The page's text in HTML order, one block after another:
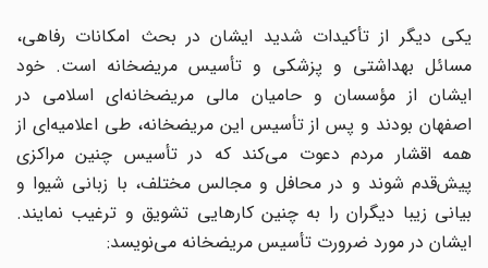
یکی دیگر از تأکیدات شدید ایشان در بحث امکانات رفاهی،
مسائل بهداشتی و پزشکی و تأسیس مریضخانه است. خود
ایشان از مؤسسان و حامیان مالی مریضخانه‌ای اسلامی در
اصفهان بودند و پس از تأسیس این مریضخانه، طی اعلامیه‌ای از
همه اقشار مردم دعوت می‌کند که در تأسیس چنین مراکزی
پیش‌قدم شوند و در محافل و مجالس مختلف، با زبانی شیوا و
بیانی زیبا دیگران را به چنین کارهایی تشویق و ترغیب نمایند.
ایشان در مورد ضرورت تأسیس مریضخانه می‌نویسد: